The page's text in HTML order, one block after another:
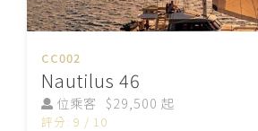
CC002
Nautilus 46
位乘客 $29,500 起
評分: 9 / 10